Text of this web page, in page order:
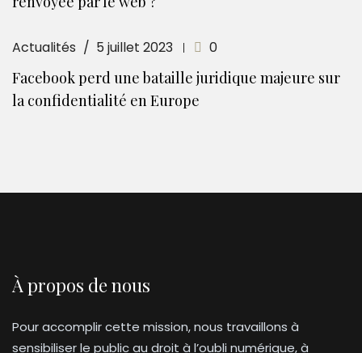
Actualités 5 juillet 2023 0
Facebook perd une bataille juridique majeure sur
la confidentialité en Europe
À propos de nous
Pour accomplir cette mission, nous travaillons à
sensibiliser le public au droit à l’oubli numérique, à